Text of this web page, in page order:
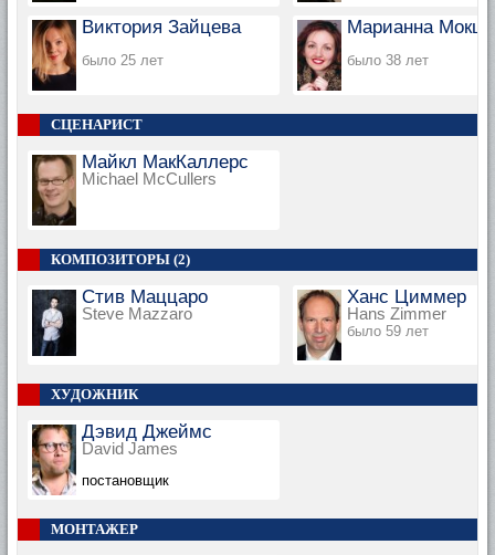
Виктория Зайцева
было 25 лет
Марианна
было 38 лет
СЦЕНАРИСТ
Майкл МакКаллерс
Michael McCullers
КОМПОЗИТОРЫ (2)
Стив Маццаро
Steve Mazzaro
Ханс Циммер
Hans Zimmer
было 59 лет
ХУДОЖНИК
Дэвид Джеймс
David James
постановщик
МОНТАЖЕР